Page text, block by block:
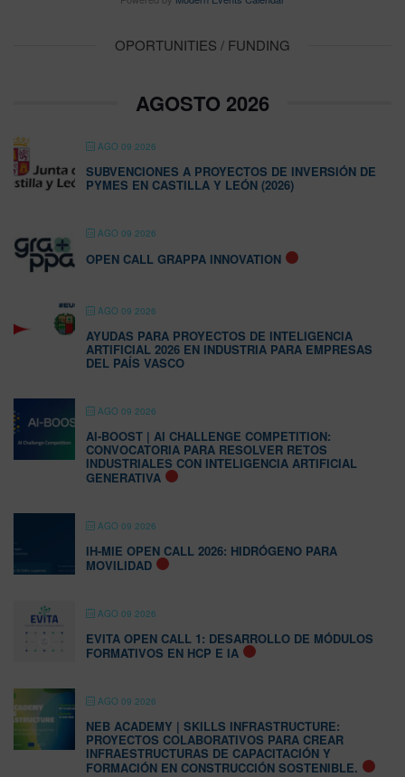
OPORTUNITIES / FUNDING
AGOSTO 2026
AGO 09 2026
SUBVENCIONES A PROYECTOS DE INVERSIÓN DE
PYMES EN CASTILLA Y LEÓN (2026)
AGO 09 2026
OPEN CALL GRAPPA INNOVATION
AGO 09 2026
AYUDAS PARA PROYECTOS DE INTELIGENCIA
ARTIFICIAL 2026 EN INDUSTRIA PARA EMPRESAS
DEL PAÍS VASCO
AGO 09 2026
AI-BOOST | AI CHALLENGE COMPETITION:
CONVOCATORIA PARA RESOLVER RETOS
INDUSTRIALES CON INTELIGENCIA ARTIFICIAL
GENERATIVA
AGO 09 2026
IH-MIE OPEN CALL 2026: HIDRÓGENO PARA
MOVILIDAD
AGO 09 2026
EVITA OPEN CALL 1: DESARROLLO DE MÓDULOS
FORMATIVOS EN HCP E IA
AGO 09 2026
NEB ACADEMY | SKILLS INFRASTRUCTURE:
PROYECTOS COLABORATIVOS PARA CREAR
INFRAESTRUCTURAS DE CAPACITACIÓN Y
FORMACIÓN EN CONSTRUCCIÓN SOSTENIBLE.